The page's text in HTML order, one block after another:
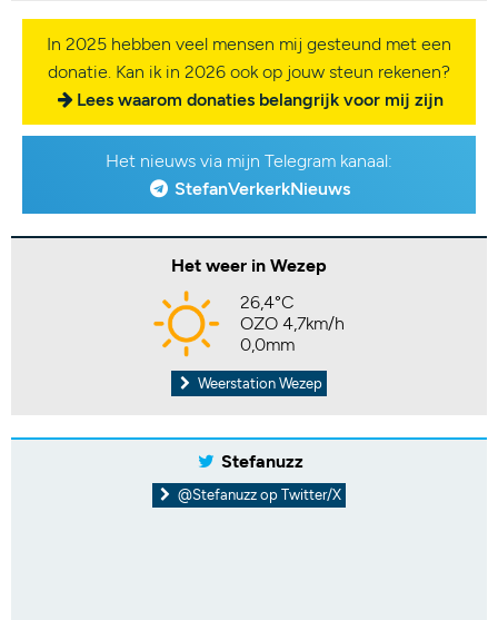
In 2025 hebben veel mensen mij gesteund met een
donatie. Kan ik in 2026 ook op jouw steun rekenen?
Lees waarom donaties belangrijk voor mij zijn
Het nieuws via mijn Telegram kanaal:
StefanVerkerkNieuws
Het weer in Wezep
26,4°C
OZO 4,7km/h
0,0mm
Weerstation Wezep
Stefanuzz
@Stefanuzz op Twitter/X